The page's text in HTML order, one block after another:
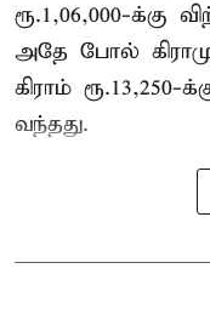
ரூ.1,06,000-க்கு
அதே போல்
கிராம்
வந்தது.